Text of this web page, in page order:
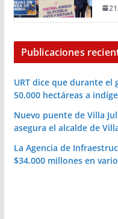
Publicaciones
URT dice que durante
50.000 hectáreas a
Nuevo puente de Villa
asegura el alcalde de
La Agencia de
$34.000 millones en